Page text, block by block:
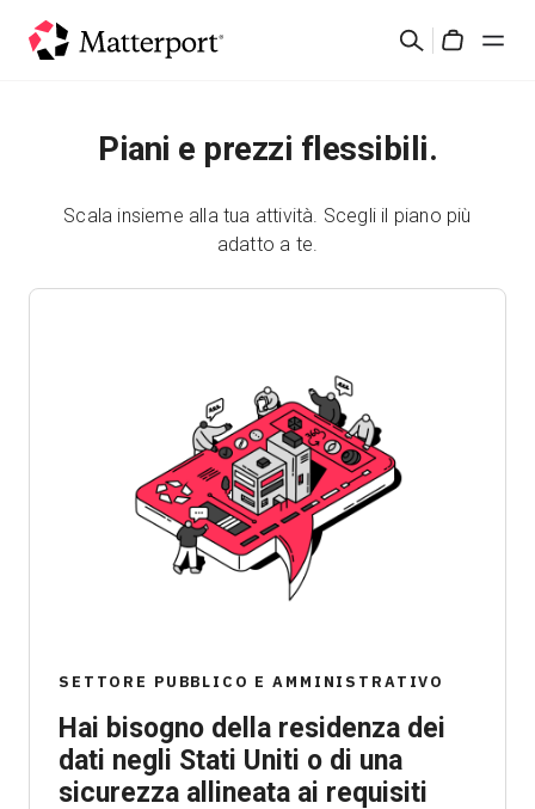
Cerca
IT
Piani e prezzi flessibili.
Scala insieme alla tua attività. Scegli il piano più
adatto a te.
SETTORE PUBBLICO E AMMINISTRATIVO
Hai bisogno della residenza dei
dati negli Stati Uniti o di una
sicurezza allineata ai requisiti